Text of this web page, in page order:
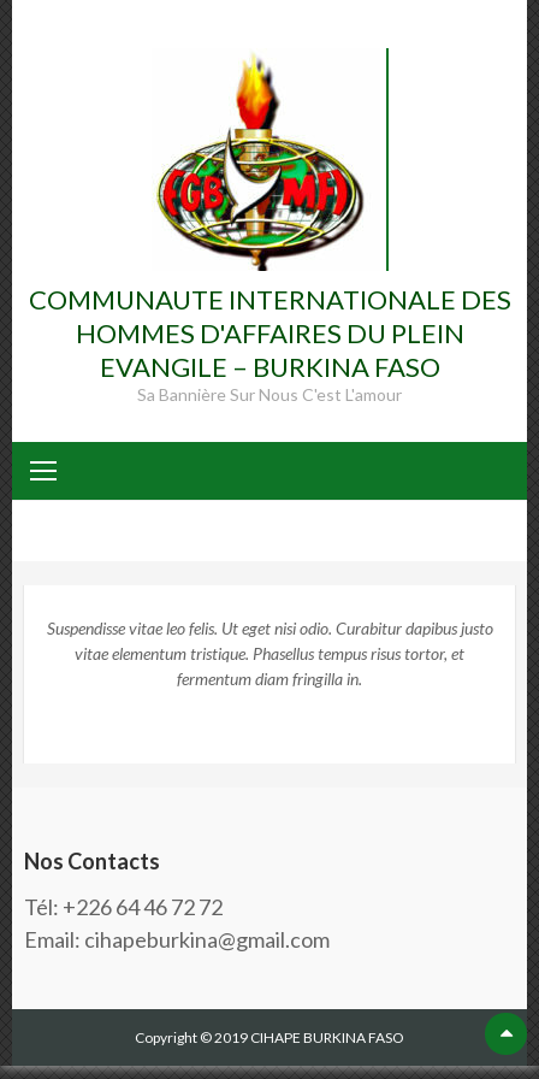
COMMUNAUTE INTERNATIONALE DES
HOMMES D'AFFAIRES DU PLEIN
EVANGILE – BURKINA FASO
Sa Bannière Sur Nous C'est L'amour
Suspendisse vitae leo felis. Ut eget nisi odio. Curabitur dapibus justo
vitae elementum tristique. Phasellus tempus risus tortor, et
fermentum diam fringilla in.
Nos Contacts
Tél: +226 64 46 72 72
Email: cihapeburkina@gmail.com
Copyright © 2019 CIHAPE BURKINA FASO